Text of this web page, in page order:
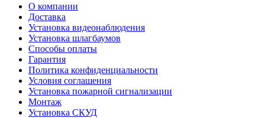
О компании
Доставка
Установка видеонаблюдения
Установка шлагбаумов
Способы оплаты
Гарантия
Политика конфиденциальности
Условия соглашения
Установка пожарной сигнализации
Монтаж
Установка СКУД